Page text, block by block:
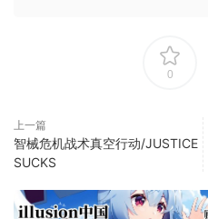
0
上一篇
智械危机战术真空行动/JUSTICE
SUCKS